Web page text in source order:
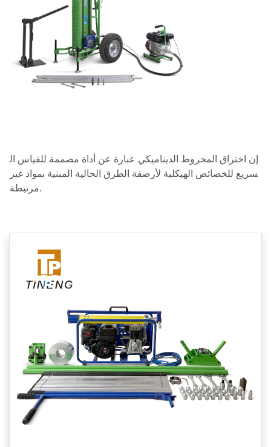
إن اختراق المخروط الديناميكي عبارة عن أداة مصممة للقياس ال
سريع للخصائص الهيكلية لأرصفة الطرق الحالية المبنية بمواد غير
مرتبطة.